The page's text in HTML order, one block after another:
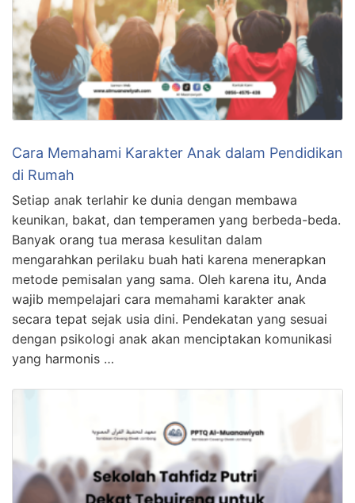
Cara Memahami Karakter Anak dalam Pendidikan
di Rumah
Setiap anak terlahir ke dunia dengan membawa
keunikan, bakat, dan temperamen yang berbeda-beda.
Banyak orang tua merasa kesulitan dalam
mengarahkan perilaku buah hati karena menerapkan
metode pemisalan yang sama. Oleh karena itu, Anda
wajib mempelajari cara memahami karakter anak
secara tepat sejak usia dini. Pendekatan yang sesuai
dengan psikologi anak akan menciptakan komunikasi
yang harmonis …